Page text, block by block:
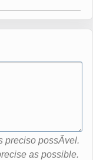
preciso possÃ­vel.
as possible.